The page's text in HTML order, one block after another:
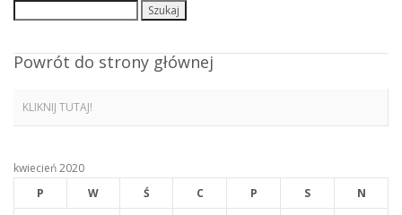
Powrót do strony głównej
KLIKNIJ TUTAJ!
kwiecień 2020
P
W Ś C P S
N